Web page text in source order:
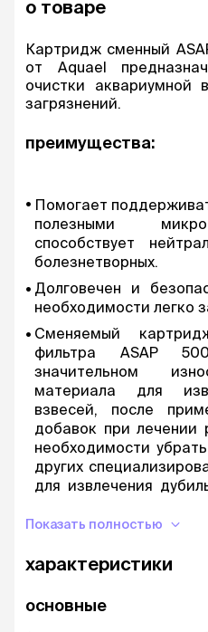
о товаре
Картридж сменный
от Aquael
очистки аквариумной
загрязнений.
преимущества:
Помогает
полезными
способствует
болезнетворных.
Долговечен и
необходимости легко
Сменяемый
фильтра ASAP
значительном
материала для
взвесей, после
добавок при лечении
необходимости
других
для извлечения
аквариуме.
В комплекте идет
Показать полностью
характеристики
основные